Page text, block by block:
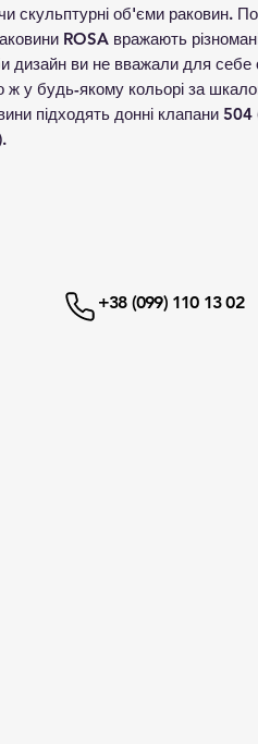
скульптурні об'єми раковин.
ROSA вражають
дизайн ви не вважали для себе
ж у будь-якому кольорі за
підходять донні клапани
+38 (099)110 13 02